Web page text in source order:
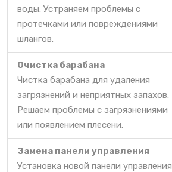
воды. Устраняем проблемы с
протечками или повреждениями
шлангов.
Очистка барабана
Чистка барабана для удаления
загрязнений и неприятных запахов.
Решаем проблемы с загрязнениями
или появлением плесени.
Замена панели управления
Установка новой панели управления